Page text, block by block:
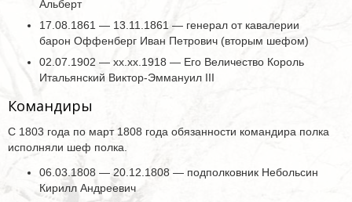
Альберт
17.08.1861 — 13.11.1861 — генерал от кавалерии
барон Оффенберг Иван Петрович (вторым шефом)
02.07.1902 — хх.хх.1918 — Его Величество Король
Итальянский Виктор-Эммануил III
Командиры
С 1803 года по март 1808 года обязанности командира полка
исполняли шеф полка.
06.03.1808 — 20.12.1808 — подполковник Небольсин
Кирилл Андреевич